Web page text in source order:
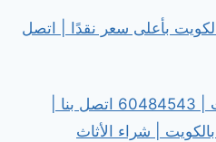
بأعلى سعر نقدًا | اتصل
شراء اثاث مستعمل الكويت | 60484543 اتصل بنا |
| شراء الأثاث